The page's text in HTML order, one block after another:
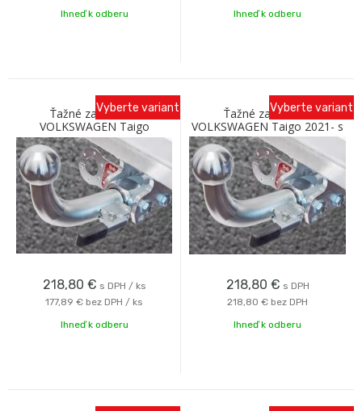
Ihneď k odberu Ihneď k odberu
Ťažné zariadenie
VOLKSWAGEN Taigo
Crossover 2021- Horizontálny
bajonet Galia
218,80 € s DPH / ks
177,89 € bez DPH / ks
Vyberte variant
Ihneď k odberu
Ťažné zariadenie
VOLKSWAGEN Taigo 2021- s
bajonetovým odnímaním
Galia
218,80 € s DPH
218,80 € bez DPH
Vyberte variant
Ihneď k odberu